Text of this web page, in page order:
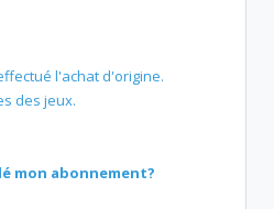
l'achat d'origine.
des jeux.
mon abonnement?